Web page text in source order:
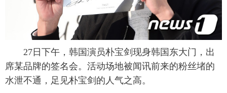
27日下午，韩国演员朴宝剑现身韩国东大门，出
席某品牌的签名会。活动场地被闻讯前来的粉丝堵的
水泄不通，足见朴宝剑的人气之高。